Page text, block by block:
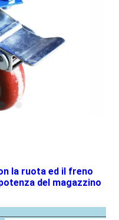
la ruota ed il freno
del magazzino
dettaglio